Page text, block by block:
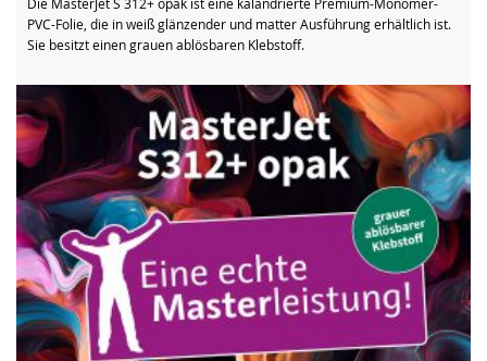
PVC-Folie, die in weiß glänzender und matter Ausführung erhältlich ist.
Sie besitzt einen grauen ablösbaren Klebstoff.